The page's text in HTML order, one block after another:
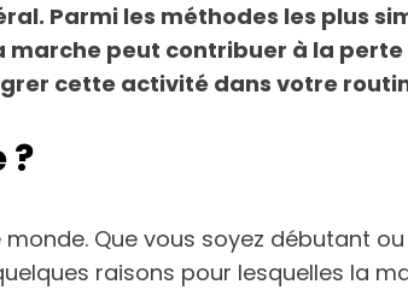
Parmi les méthodes les plus
marche peut contribuer à la perte
cette activité dans votre
?
Que vous soyez débutant
raisons pour lesquelles la